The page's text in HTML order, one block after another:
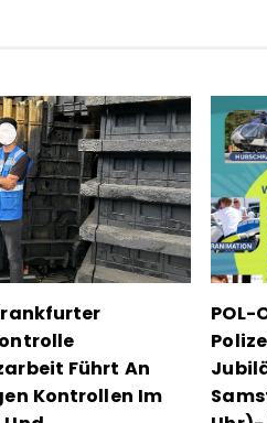
Führt An
Kontrollen Im
POL-